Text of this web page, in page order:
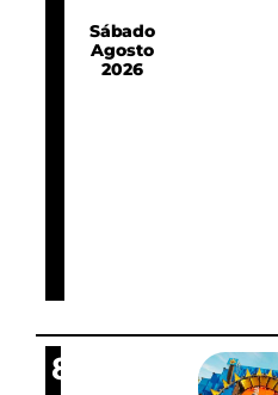
TENDENCIAS
Sábado
Agosto
2026
8